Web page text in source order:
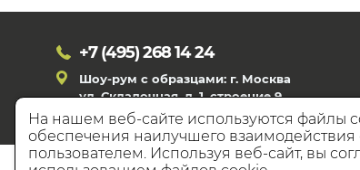
+7 (495)268 14 24
Шоу-рум с образцами: г. Москва
ул. Складочная, д. 1, строение 9
На нашем веб-сайте используются файлы
обеспечения наилучшего взаимодействия
пользователем. Используя веб-сайт, вы